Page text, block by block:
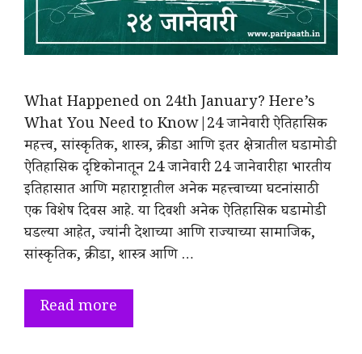
What Happened on 24th January? Here’s
What You Need to Know|24 जानेवारी: ऐतिहासिक
महत्त्व, सांस्कृतिक, शास्त्र, क्रीडा आणि इतर क्षेत्रातील घडामोडी
ऐतिहासिक दृष्टिकोनातून 24 जानेवारी: 24 जानेवारी हा भारतीय
इतिहासात आणि महाराष्ट्रातील अनेक महत्त्वाच्या घटनांसाठी
एक विशेष दिवस आहे. या दिवशी अनेक ऐतिहासिक घडामोडी
घडल्या आहेत, ज्यांनी देशाच्या आणि राज्याच्या सामाजिक,
सांस्कृतिक, क्रीडा, शास्त्र आणि …
Read more